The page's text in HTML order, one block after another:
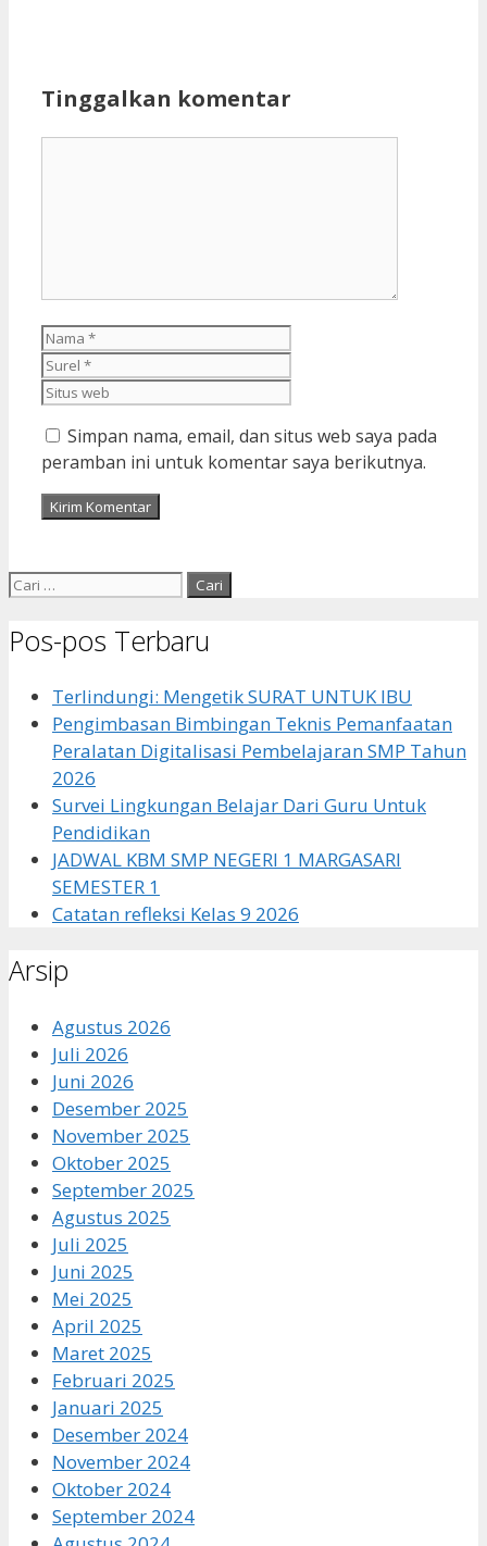
Tinggalkan komentar
Nama
Simpan nama, email, dan situs web saya pada
peramban ini untuk komentar saya berikutnya.
Cari
Pos-pos Terbaru
Terlindungi: Mengetik SURAT UNTUK IBU
Pengimbasan Bimbingan Teknis Pemanfaatan
Peralatan Digitalisasi Pembelajaran SMP Tahun
2026
Survei Lingkungan Belajar Dari Guru Untuk
Pendidikan
JADWAL KBM SMP NEGERI 1 MARGASARI
SEMESTER 1
Catatan refleksi Kelas 9 2026
Arsip
Agustus 2026
Juli 2026
Juni 2026
Desember 2025
November 2025
Oktober 2025
September 2025
Agustus 2025
Juli 2025
Juni 2025
Mei 2025
April 2025
Maret 2025
Februari 2025
Januari 2025
Desember 2024
November 2024
Oktober 2024
September 2024